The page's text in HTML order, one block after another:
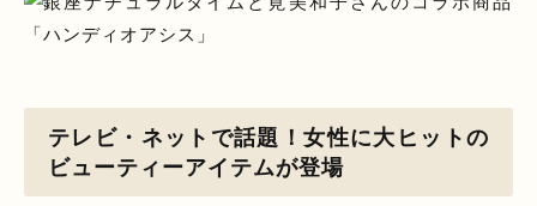
テレビ・ネットで話題！女性に大ヒットの
ビューティーアイテムが登場